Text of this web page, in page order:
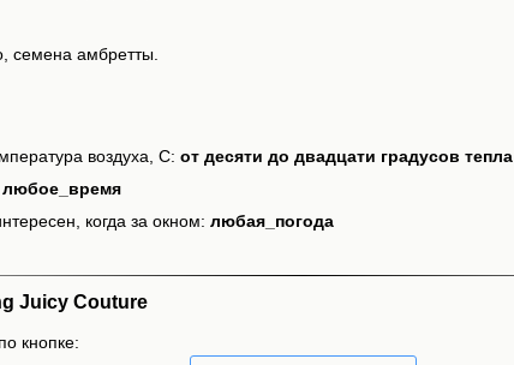
семена амбретты.
воздуха, С: от десяти до двадцати градусов тепла
любое_время
когда за окном: любая_погода
Juicy Couture
кнопке: